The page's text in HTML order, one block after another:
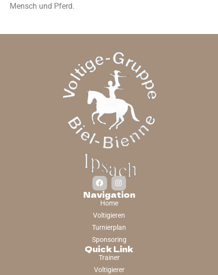
Mensch und Pferd.
Navigation
Home
Voltigieren
Turnierplan
Sponsoring
Quick Link
Trainer
Voltigierer